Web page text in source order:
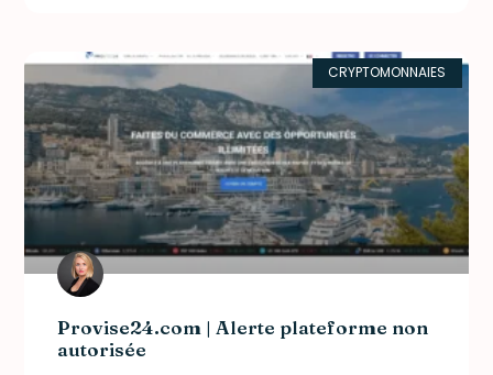
CRYPTOMONNAIES
Provise24.com | Alerte plateforme non
autorisée